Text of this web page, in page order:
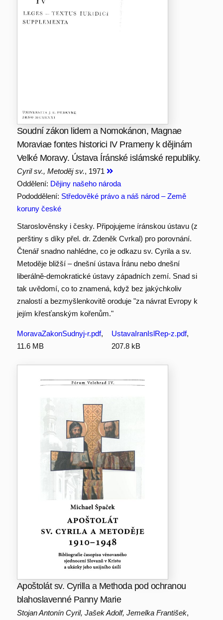
Soudní zákon lidem a Nomokánon, Magnae
Moraviae fontes historici IV Prameny k dějinám
Velké Moravy. Ústava Íránské islámské republiky.
Cyril sv., Metoděj sv., 1971
Oddělení: Dějiny našeho národa
Pododdělení: Středověké právo a náš národ – Země
koruny české
Staroslověnsky i česky. Připojujeme íránskou ústavu (z
perštiny s díky přel. dr. Zdeněk Cvrkal) pro porovnání.
Čtenář snadno nahlédne, co je odkazu sv. Cyrila a sv.
Metoděje bližší – dnešní ústava Íránu nebo dnešní
liberálně-demokratické ústavy západních zemí. Snad si
tak uvědomí, co to znamená, když bez jakýchkoliv
znalostí a bezmyšlenkovitě oroduje "za návrat Evropy k
jejím křesťanským kořenům."
MoravaZakonSudnyj-r.pdf,
11.6 MB
UstavaIranIslRep-z.pdf,
207.8 kB
Apoštolát sv. Cyrilla a Methoda pod ochranou
blahoslavenné Panny Marie
Stojan Antonín Cyril, Jašek Adolf, Jemelka František,